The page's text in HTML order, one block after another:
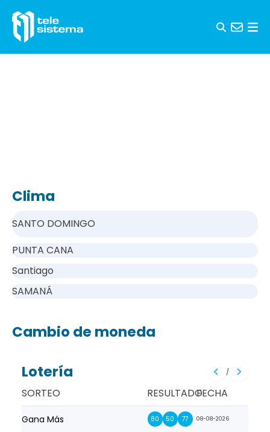
Clima
SANTO DOMINGO
PUNTA CANA
Santiago
SAMANÁ
Cambio de moneda
Lotería /
SORTEO RESULTADOFECHA
Gana Más 80 50 77 08-08-2026